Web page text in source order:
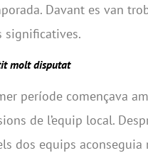
Davant es van
significatives.
molt disputat
període començava
de l’equip local.
dos equips